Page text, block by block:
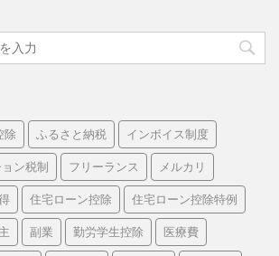
除 ふるさと納税 インボイス制度
ン税制 フリーランス メルカリ
住宅ローン控除 住宅ローン控除特例
副業 勤労学生控除 医療費